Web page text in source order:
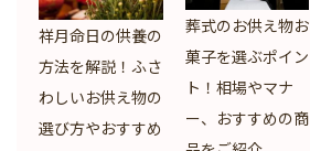
祥月命日の供養の
方法を解説！ふさ
わしいお供え物の
選び方やおすすめ
葬式のお供え物お
菓子を選ぶポイン
ト！相場やマナ
ー、おすすめの商